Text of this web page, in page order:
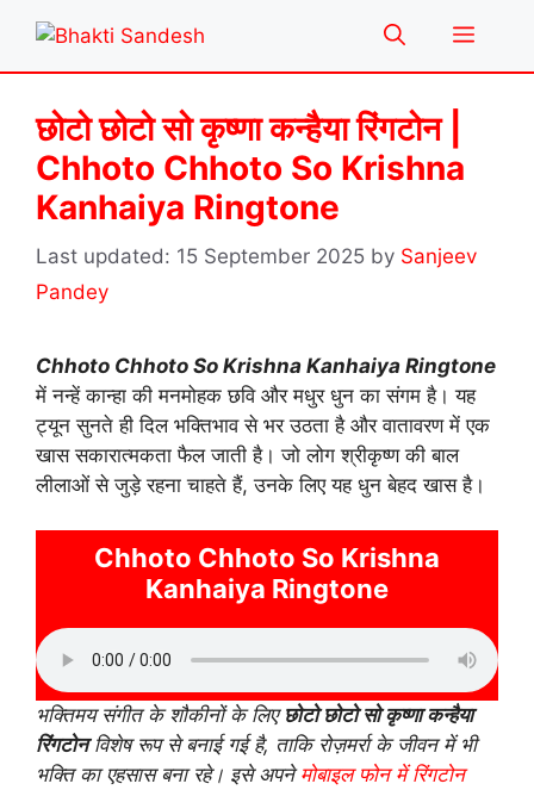
content
Menu
छोटो छोटो सो कृष्णा कन्हैया रिंगटोन |
Chhoto Chhoto So Krishna
Kanhaiya Ringtone
15 September 2025 by Sanjeev
Pandey
Chhoto Chhoto So Krishna Kanhaiya Ringtone
में नन्हें कान्हा की मनमोहक छवि और मधुर धुन का संगम है। यह
ट्यून सुनते ही दिल भक्तिभाव से भर उठता है और वातावरण में एक
खास सकारात्मकता फैल जाती है। जो लोग श्रीकृष्ण की बाल
लीलाओं से जुड़े रहना चाहते हैं, उनके लिए यह धुन बेहद खास है।
Chhoto Chhoto So Krishna
Kanhaiya Ringtone
भक्तिमय संगीत के शौकीनों के लिए छोटो छोटो सो कृष्णा कन्हैया
रिंगटोनविशेष रूप से बनाई गई है, ताकि रोज़मर्रा के जीवन में भी
भक्ति का एहसास बना रहे। इसे अपनेमोबाइल फोन में रिंगटोन